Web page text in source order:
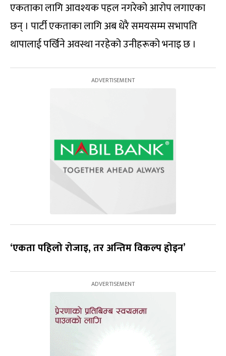
एकताका लागि आवश्यक पहल नगरेको आरोप लगाएका
छन् । पार्टी एकताका लागि अब धेरै समयसम्म सभापति
थापालाई पर्खिने अवस्था नरहेको उनीहरूको भनाइ छ ।
‘एकता पहिलो रोजाइ, तर अन्तिम विकल्प होइन’